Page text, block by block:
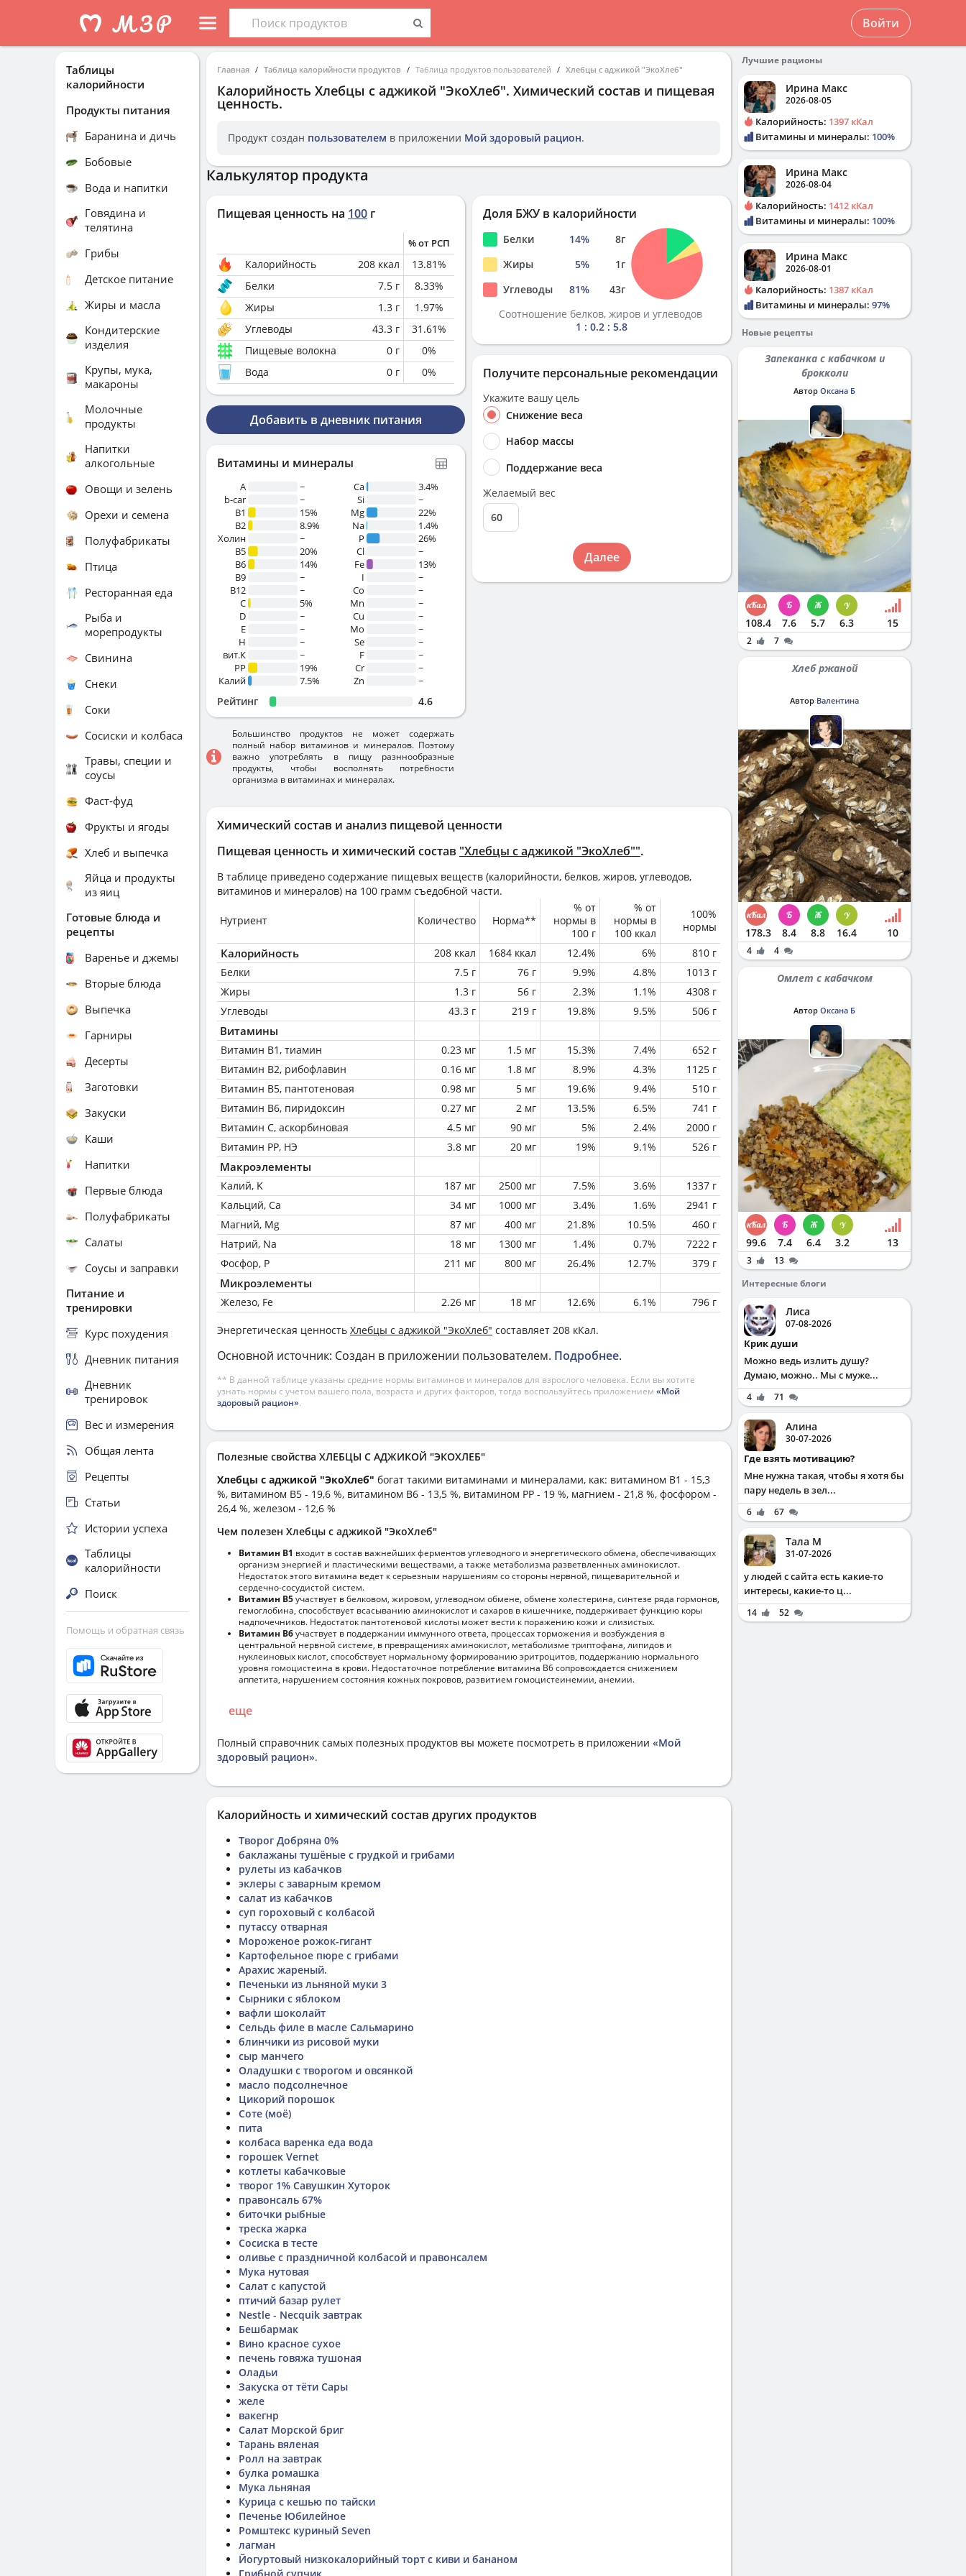
Войти
Главная Таблица калорийности продуктов Таблица продуктов пользователей Хлебцы с аджикой "ЭкоХлеб"
Калорийность Хлебцы с аджикой "ЭкоХлеб". Химический состав и пищевая
ценность.
Продукт создан пользователем в приложении Мой здоровый рацион.
Химический состав и анализ пищевой ценности
Пищевая ценность и химический состав "Хлебцы с аджикой "ЭкоХлеб"".
В таблице приведено содержание пищевых веществ (калорийности, белков, жиров, углеводов,
витаминов и минералов) на 100 грамм съедобной части.
Нутриент Количество Норма**
% от
нормы в
100 г
% от
нормы в
100 ккал
100%
нормы
Калорийность 208 ккал 1684 ккал 12.4% 6%
810 г
Белки
7.5 г 76 г 9.9% 4.8%
1013 г
Жиры
1.3 г 56 г 2.3% 1.1%
4308 г
Углеводы
43.3 г 219 г 19.8% 9.5% 506 г
Витамины
Витамин В1, тиамин 0.23 мг 1.5 мг 15.3% 7.4%
652 г
Витамин В2, рибофлавин
0.16 мг 1.8 мг 8.9% 4.3%
1125 г
Витамин В5, пантотеновая
0.98 мг 5 мг 19.6% 9.4%
510 г
Витамин В6, пиридоксин
0.27 мг 2 мг 13.5% 6.5%
741 г
Витамин C, аскорбиновая
4.5 мг 90 мг 5% 2.4%
2000 г
Витамин РР, НЭ
3.8 мг 20 мг 19% 9.1% 526 г
Макроэлементы
Калий, K 187 мг 2500 мг 7.5% 3.6%
1337 г
Кальций, Ca
34 мг 1000 мг 3.4% 1.6%
2941 г
Магний, Mg
87 мг 400 мг 21.8% 10.5%
460 г
Натрий, Na
18 мг 1300 мг 1.4% 0.7%
7222 г
Фосфор, P
211 мг 800 мг 26.4% 12.7% 379 г
Микроэлементы
Железо, Fe 2.26 мг 18 мг 12.6% 6.1% 796 г
Энергетическая ценность Хлебцы с аджикой "ЭкоХлеб" составляет 208 кКал.
Основной источник: Создан в приложении пользователем. Подробнее.
** В данной таблице указаны средние нормы витаминов и минералов для взрослого человека. Если вы хотите
узнать нормы с учетом вашего пола, возраста и других факторов, тогда воспользуйтесь приложением «Мой
здоровый рацион».
Калькулятор продукта
Пищевая ценность на 100 г
% от РСП
Калорийность 208 ккал 13.81%
Белки
7.5 г 8.33%
Жиры
1.3 г 1.97%
Углеводы
43.3 г 31.61%
Пищевые волокна
0 г 0%
Вода
0 г 0%
Добавить в дневник питания
Витамины и минералы
A
~
b-car
~
В1
15%
B2
8.9%
Холин
~
B5
20%
B6
14%
B9
~
B12
~
C
5%
D
~
E
~
H
~
вит.К
~
PP
19%
Калий
7.5%
Ca
3.4%
Si
~
Mg
22%
Na
1.4%
P
26%
Cl
~
Fe
13%
I
~
Co
~
Mn
~
Cu
~
Mo
~
Se
~
F
~
Cr
~
Zn
~
Рейтинг 4.6
Большинство продуктов не может содержать
полный набор витаминов и минералов. Поэтому
важно употреблять в пищу разннообразные
продукты, чтобы восполнять потребности
организма в витаминах и минералах.
Доля БЖУ в калорийности
Белки 14% 8г
Жиры
5% 1г
Углеводы
81% 43г
Соотношение белков, жиров и углеводов
1 : 0.2 : 5.8
Получите персональные рекомендации
Укажите вашу цель
Снижение веса
Набор массы
Поддержание веса
Желаемый вес
Далее
Полезные свойства ХЛЕБЦЫ С АДЖИКОЙ "ЭКОХЛЕБ"
Хлебцы с аджикой "ЭкоХлеб" богат такими витаминами и минералами, как: витамином B1 - 15,3
%, витамином B5 - 19,6 %, витамином B6 - 13,5 %, витамином PP - 19 %, магнием - 21,8 %, фосфором -
26,4 %, железом - 12,6 %
Чем полезен Хлебцы с аджикой "ЭкоХлеб"
Витамин В1 входит в состав важнейших ферментов углеводного и энергетического обмена, обеспечивающих
организм энергией и пластическими веществами, а также метаболизма разветвленных аминокислот.
Недостаток этого витамина ведет к серьезным нарушениям со стороны нервной, пищеварительной и
сердечно-сосудистой систем.
Витамин В5участвует в белковом, жировом, углеводном обмене, обмене холестерина, синтезе ряда гормонов,
гемоглобина, способствует всасыванию аминокислот и сахаров в кишечнике, поддерживает функцию коры
надпочечников. Недостаток пантотеновой кислоты может вести к поражению кожи и слизистых.
Витамин В6участвует в поддержании иммунного ответа, процессах торможения и возбуждения в
центральной нервной системе, в превращениях аминокислот, метаболизме триптофана, липидов и
нуклеиновых кислот, способствует нормальному формированию эритроцитов, поддержанию нормального
уровня гомоцистеина в крови. Недостаточное потребление витамина В6 сопровождается снижением
аппетита, нарушением состояния кожных покровов, развитием гомоцистеинемии, анемии.
еще
Полный справочник самых полезных продуктов вы можете посмотреть в приложении «Мой
здоровый рацион».
Калорийность и химический состав других продуктов
Творог Добряна 0%
баклажаны тушёные с грудкой и грибами
рулеты из кабачков
эклеры с заварным кремом
салат из кабачков
суп гороховый с колбасой
путассу отварная
Мороженое рожок-гигант
Картофельное пюре с грибами
Арахис жареный.
Печеньки из льняной муки 3
Сырники с яблоком
вафли шоколайт
Сельдь филе в масле Сальмарино
блинчики из рисовой муки
сыр манчего
Оладушки с творогом и овсянкой
масло подсолнечное
Цикорий порошок
Соте (моё)
пита
колбаса варенка еда вода
горошек Vernet
котлеты кабачковые
творог 1% Савушкин Хуторок
правонсаль 67%
биточки рыбные
треска жарка
Сосиска в тесте
оливье с праздничной колбасой и правонсалем
Мука нутовая
Салат с капустой
птичий базар рулет
Nestle - Necquik завтрак
Бешбармак
Вино красное сухое
печень говяжа тушоная
Оладьи
Закуска от тёти Сары
желе
вакегнр
Салат Морской бриг
Тарань вяленая
Ролл на завтрак
булка ромашка
Мука льняная
Курица с кешью по тайски
Печенье Юбилейное
Ромштекс куриный Seven
лагман
Йогуртовый низкокалорийный торт с киви и бананом
Таблицы
калорийности
Продукты питания
Баранина и дичь
Бобовые
Вода и напитки
Говядина и
телятина
Грибы
Детское питание
Жиры и масла
Кондитерские
изделия
Крупы, мука,
макароны
Молочные
продукты
Напитки
алкогольные
Овощи и зелень
Орехи и семена
Полуфабрикаты
Птица
Ресторанная еда
Рыба и
морепродукты
Свинина
Снеки
Соки
Сосиски и колбаса
Травы, специи и
соусы
Фаст-фуд
Фрукты и ягоды
Хлеб и выпечка
Яйца и продукты
из яиц
Готовые блюда и
рецепты
Варенье и джемы
Вторые блюда
Выпечка
Гарниры
Десерты
Заготовки
Закуски
Каши
Напитки
Первые блюда
Полуфабрикаты
Салаты
Соусы и заправки
Питание и
тренировки
Курс похудения
Дневник питания
Дневник
тренировок
Вес и измерения
Общая лента
Рецепты
Статьи
Истории успеха
Таблицы
калорийности
Поиск
Помощь и обратная связь
Лучшие рационы
Ирина Макс
2026-08-05
Калорийность: 1397 кКал
Витамины и минералы: 100%
Ирина Макс
2026-08-04
Калорийность: 1412 кКал
Витамины и минералы: 100%
Ирина Макс
2026-08-01
Калорийность: 1387 кКал
Витамины и минералы: 97%
Новые рецепты
Запеканка с кабачком и
брокколи
Автор Оксана Б
108.4 7.6 5.7 6.3 15
2 7
Хлеб ржаной
Автор Валентина
178.3 8.4 8.8 16.4 10
4 4
Омлет с кабачком
Автор Оксана Б
99.6 7.4 6.4 3.2 13
3
13
Интересные блоги
Лиса
07-08-2026
Крик души
Можно ведь излить душу?
Думаю, можно.. Мы с муже...
4 71
Алина
30-07-2026
Где взять мотивацию?
Мне нужна такая, чтобы я хотя бы
пару недель в зел...
6 67
Тала М
31-07-2026
у людей с сайта есть какие-то
интересы, какие-то ц...
14 52